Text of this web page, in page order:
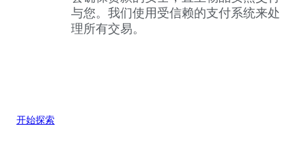
与您。我们使用受信赖的支付系统来处
理所有交易。
开始探索